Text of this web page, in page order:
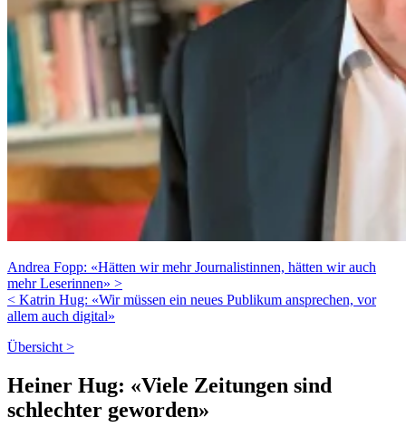
Andrea Fopp: «Hätten wir mehr Journalistinnen, hätten wir auch
mehr Leserinnen» >
< Katrin Hug: «Wir müssen ein neues Publikum ansprechen, vor
allem auch digital»
Übersicht >
Heiner Hug: «Viele Zeitungen sind
schlechter geworden»